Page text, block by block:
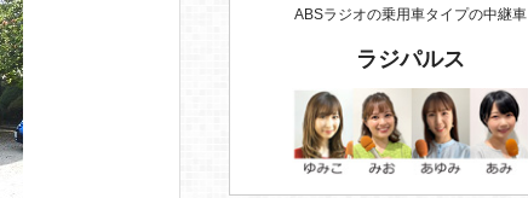
ABSラジオの乗用車タイプの中継車
ラジパルス